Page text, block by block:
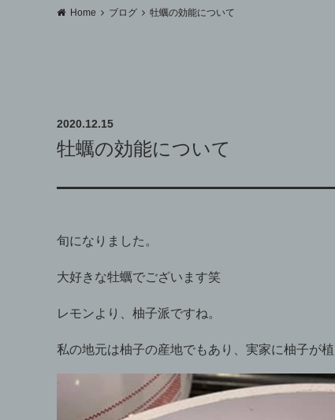
Home ブログ 牡蠣の効能について
2020.12.15
牡蠣の効能について
旬になりました。
大好きな牡蠣でございます笑
レモンより、柚子派ですね。
私の地元は柚子の産地でもあり、実家に柚子が